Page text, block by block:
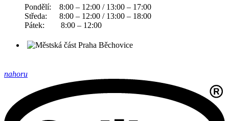
Pondělí: 8:00 – 12:00 / 13:00 – 17:00
Středa: 8:00 – 12:00 / 13:00 – 18:00
Pátek: 8:00 – 12:00
nahoru